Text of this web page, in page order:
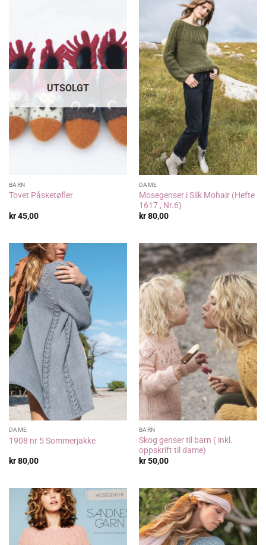
UTSOLGT
BARN
Tovet Påsketøfler
kr45,00
DAME
Mosegenser i Silk Mohair (Hefte
1617 , Nr.6)
kr80,00
DAME
1908 nr 5 Sommerjakke
kr80,00
BARN
Skog genser til barn ( inkl.
oppskrift til dame)
kr50,00